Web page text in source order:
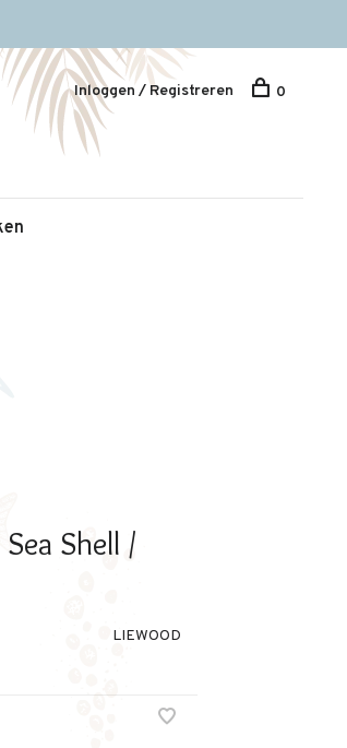
Inloggen / Registreren 0
Shell /
LIEWOOD